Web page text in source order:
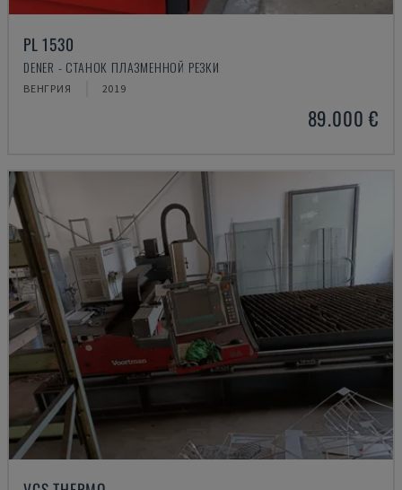
PL 1530
DENER - СТАНОК ПЛАЗМЕННОЙ РЕЗКИ
ВЕНГРИЯ 2019
89.000 €